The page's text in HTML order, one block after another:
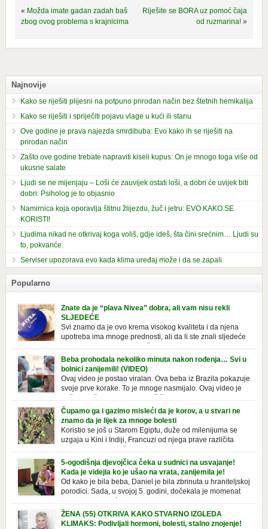
« Možda imate gadan zadah baš
zbog ovog problema s krajnicima
Riješite se BORA uz pomoć čaja
od ruzmarina! »
Najnovije
Kako se riješiti plijesni na potpuno prirodan način bez štetnih hemikalija
Kako se riješiti i spriječiti pojavu vlage u kući ili stanu
Ove godine je prava najezda smrdibuba: Evo kako ih se riješiti na
prirodan način
Zašto ove godine trebate napraviti kiseli kupus: On je mnogo toga više od
ukusne salate
Ljudi se ne mijenjaju – Loši će zauvijek ostati loši, a dobri će uvijek biti
dobri: Psiholog je to objasnio
Namirnica koja oporavlja štitnu žlijezdu, žuč i jetru: EVO KAKO SE
KORISTI!
Ljudima nikad ne otkrivaj koga voliš, gdje ideš, šta čini srećnim… Ljudi su
to, pokvariće.
Serviser upozorava evo kada klima uređaj može i da se zapali
Popularno
Znate da je “plava Nivea” dobra, ali vam nisu rekli
SLJEDEĆE
Svi znamo da je ovo krema visokog kvaliteta i da njena
upotreba ima mnoge prednosti, ali da li ste znali sljedeće
o njoj. Nivea krema u klasičnoj, plavoj kutiji,
prepoznatljivog mirisa i jednostavne formule, jeste nezamenljiv inventar
u kupatilima i muškaraca i žena. Mnogi ljudi se ne odvajaju od nje, pa je
čak nose sa […]
Beba prohodala nekoliko minuta nakon rođenja… Svi u
bolnici zanijemili! (VIDEO)
Ovaj video je postao viralan. Ova beba iz Brazila pokazuje
svoje prve korake. To je mnoge nasmijalo. Ovaj video je
baš neobičan. Ne viđamo baš često ovakve korake kod
novorođenih beba. Video je snimila babica, pregledalo ga je preko 80
miliona ljudi. Ove babice su ostale u čudu nakon što su vidjeli kako
beba želi […]
Čupamo ga i gazimo misleći da je korov, a u stvari ne
znamo da je lijek za mnoge bolesti
Koristio se još u Starom Egiptu, duže od milenijuma se
uzgaja u Kini i Indiji, Francuzi od njega prave različita
čupamo ga i bacamo kao korov! Tušt je jednogodišnji, ali vrlo uporan
“korov” koji, ka­da nam se jednom nastani u bašti ili dvorištu, teško ga se
5-ogodišnja djevojčica čeka u sudnici na usvajanje!
Kada je videjla ko je ušao na vrata, zanijemila je!
Od kako je bila beba, Daniel je bila zbrinuta u hraniteljskoj
porodici. Sada, u svojoj 5. godini, dočekala je momenat
je bio veoma poseban za djevojčicu i njenu novu porodicu, ali je uskoro
postao još čarobniji, zahvaljujući socijalnom radniku koji poznaje
ŽENA (55) OTKRIVA KAKO STVARNO IZGLEDA
KLIMAKS: Podivljali hormoni, bolesti, stalno znojenje!